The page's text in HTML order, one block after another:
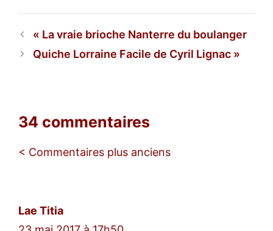
La vraie brioche Nanterre du boulanger
Quiche Lorraine Facile de Cyril Lignac
34 commentaires
Navigation
< Commentaires plus anciens
Lae Titia